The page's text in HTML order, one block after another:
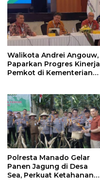
Walikota Andrei Angouw,
Paparkan Progres Kinerja
Pemkot di Kementerian
Polresta Manado Gelar
Panen Jagung di Desa
Sea, Perkuat Ketahanan